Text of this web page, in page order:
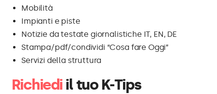
Mobilità
Impianti e piste
Notizie da testate giornalistiche IT, EN, DE
Stampa/pdf/condividi “Cosa fare Oggi”
Servizi della struttura
Richiediil tuo K-Tips